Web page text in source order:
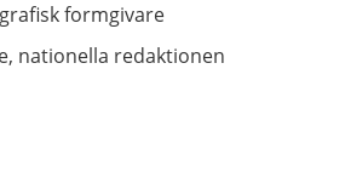
grafisk formgivare
nationella redaktionen